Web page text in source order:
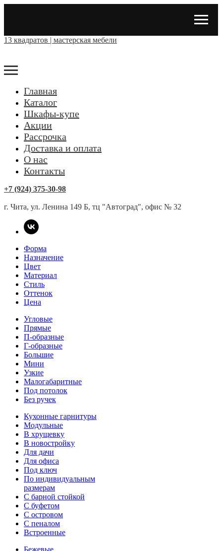
13 квадратов | мастерская мебели
Главная
Каталог
Шкафы-купе
Акции
Рассрочка
Доставка и оплата
О нас
Контакты
+7 (924) 375-30-98
г. Чита, ул. Ленина 149 Б, тц "Автоград", офис № 32
Форма
Назначение
Цвет
Материал
Стиль
Оттенок
Цена
Угловые
Прямые
П-образные
Г-образные
Большие
Мини
Узкие
Малогабаритные
Под потолок
Без ручек
Кухонные гарнитуры
Модульные
В хрущевку
В новостройку
Для дачи
Для офиса
Под ключ
По индивидуальным
размерам
С барной стойкой
С буфетом
С островом
С пеналом
Встроенные
Бежевые